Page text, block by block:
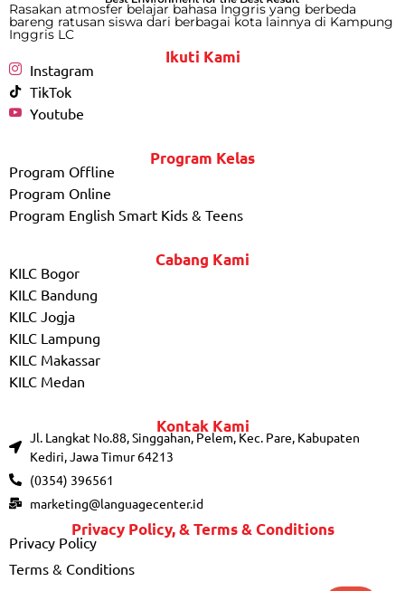
Rasakan atmosfer belajar bahasa Inggris yang berbeda
bareng ratusan siswa dari berbagai kota lainnya di Kampung
Inggris LC
Ikuti Kami
Instagram
TikTok
Youtube
Program Kelas
Program Offline
Program Online
Program English Smart Kids & Teens
Cabang Kami
KILC Bogor
KILC Bandung
KILC Jogja
KILC Lampung
KILC Makassar
KILC Medan
Kontak Kami
Jl. Langkat No.88, Singgahan, Pelem, Kec. Pare, Kabupaten
Kediri, Jawa Timur 64213
(0354) 396561
marketing@languagecenter.id
Privacy Policy, & Terms & Conditions
Privacy Policy
Terms & Conditions